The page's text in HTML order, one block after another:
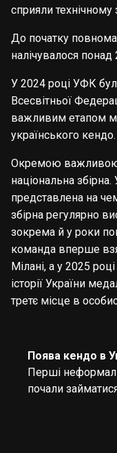
сприяли технічному
До початку
налічувалося понад
У 2024 році УФК
Всесвітньої
важливим етапом
українського кендо.
Окремою важливою
національна
представлена на
збірна регулярно
зокрема й у роки
команда вперше
Мілані, а у 2025
історії України
третє місце в
Поява кендо в
Перші
почали